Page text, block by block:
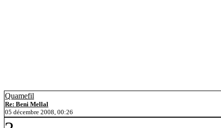
Quamefil
Re: Beni Mellal
05 décembre 2008, 00:26